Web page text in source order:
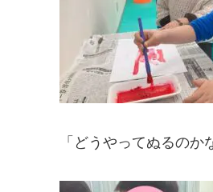
「どうやってぬるの